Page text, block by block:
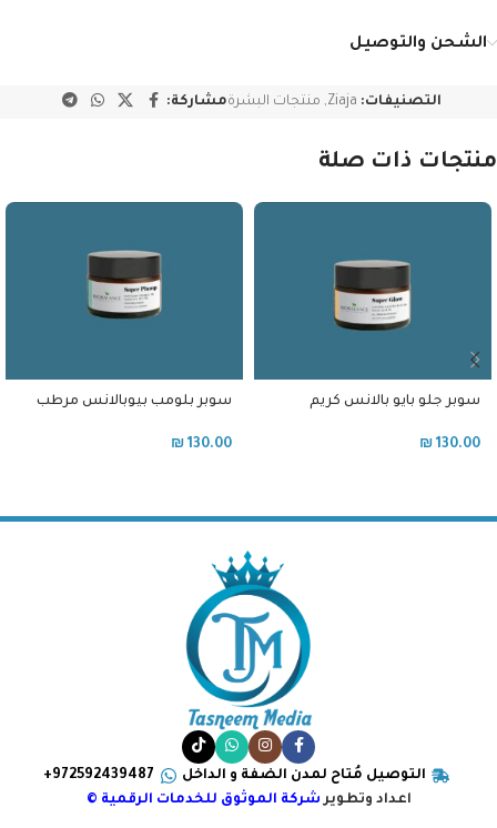
الشحن والتوصيل
التصنيفات: Ziaja
, منتجات البشرةمشاركة:
منتجات ذات صلة
سوبر جلو بايو بالانس كريم
₪ 130.00
سوبر بلومب بيوبالانس مرطب
الهيالورونيك للبشرة العادية و
₪ 130.00
التوصيل مُتاح لمدن الضفة و الداخل
972592439487+
اعداد وتطوير شركة الموثوق للخدمات الرقمية ©